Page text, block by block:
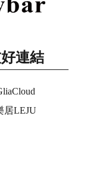
連結
居LEJU